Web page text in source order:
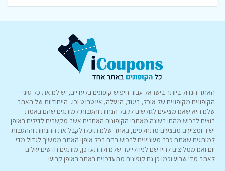
האתר הגדול ביותר בישראל עבור חיפוש קופונים בלעדיים, יש לנו את כל סוגי
הקופונים מקופונים של אוכל, ביגוד, הנעלה, אינטרנט וכו.. הייחודיות של האתר
שלנו היא שאנו מציעים לגולשים לקבל הנחות והטבות למותגים שהם באמת
רוצים לרכוש מהם! בשונה מאתרי הקופונים האחרים אשר מקשרים לדילים באופן
ישיר ומציעים מבצעים מתחלפים, באתר שלנו תוכלו לקבל את ההנחות וההטבות
למותגים שאתם כבר מעוניינים לרכוש בהם בכל אופן! האתר ממשיך לגדול מדי
יום ואנו ממליצים להירשם לניוזלייטר שלנו ולהתעדכן, מותגים חדשים עולים
לאתר מדי שבוע וכמו כן גם קופונים מתעדכנים באתר באופן קבוע!